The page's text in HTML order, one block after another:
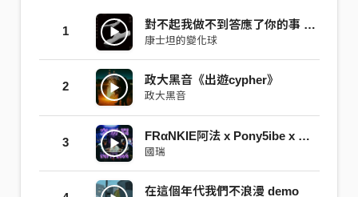
1 對不起我做不到答應了你的事 / Hoax
康士坦的變化球
2 政大黑音《出遊cypher》
政大黑音
3 FRαNKIE阿法 x Pony5ibe x 蛋頭BG8LOCC -【空房間 Empty Room】Prod.by GreenTed
國瑞
在這個年代我們不浪漫 demo